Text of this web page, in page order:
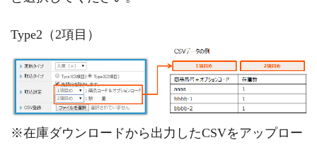
Type2（2項目）
※在庫ダウンロードから出力したCSVをアップロー